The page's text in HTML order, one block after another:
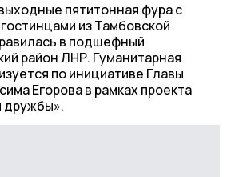
пятитонная фура с
из Тамбовской
в подшефный
район ЛНР. Гуманитарная
по инициативе Главы
Егорова в рамках проекта
дружбы».